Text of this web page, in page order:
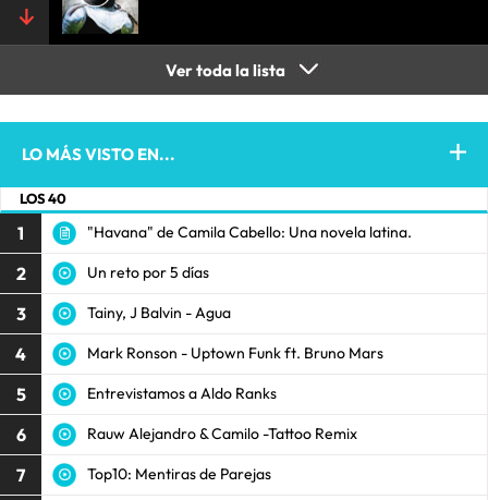
Ver toda la lista
LO MÁS VISTO EN...
LOS 40
1 "Havana" de Camila Cabello: Una novela latina.
2 Un reto por 5 días
3 Tainy, J Balvin - Agua
4 Mark Ronson - Uptown Funk ft. Bruno Mars
5 Entrevistamos a Aldo Ranks
6 Rauw Alejandro & Camilo -Tattoo Remix
7 Top10: Mentiras de Parejas